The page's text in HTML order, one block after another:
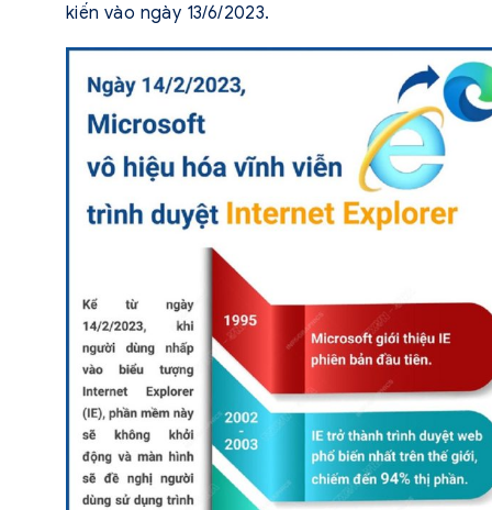
kiến vào ngày 13/6/2023.